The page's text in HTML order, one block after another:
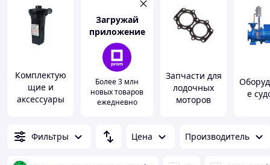
Комплектую
щие и
аксессуары
Загружай
приложение
Более 3 млн
новых товаров
ежедневно
Запчасти для
лодочных
моторов
е
Фильтры Цена Производитель